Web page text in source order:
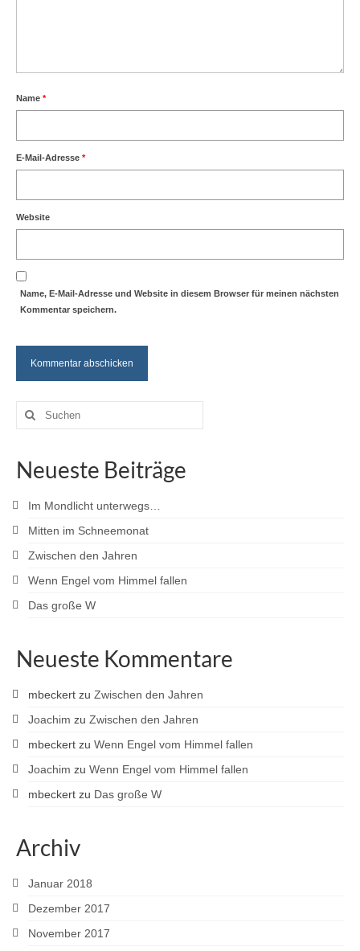
Name *
E-Mail-Adresse *
Website
Name, E-Mail-Adresse und Website in diesem Browser für meinen nächsten
Kommentar speichern.
Suche
nach:
Neueste Beiträge
Im Mondlicht unterwegs…
Mitten im Schneemonat
Zwischen den Jahren
Wenn Engel vom Himmel fallen
Das große W
Neueste Kommentare
mbeckert zu Zwischen den Jahren
Joachim zu Zwischen den Jahren
mbeckert zu Wenn Engel vom Himmel fallen
Joachim zu Wenn Engel vom Himmel fallen
mbeckert zu Das große W
Archiv
Januar 2018
Dezember 2017
November 2017